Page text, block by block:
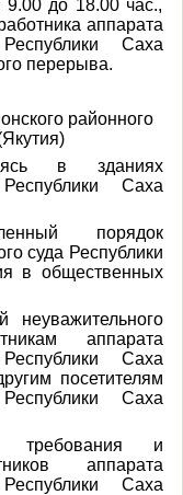
9.00 до 18.00 час.,
аппарата
Саха
перерыва.
районного
в зданиях
Саха
порядок
суда Республики
в общественных
неуважительного
аппарата
Саха
посетителям
Саха
требования и
аппарата
Саха